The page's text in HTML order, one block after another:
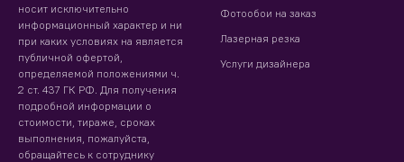
носит исключительно
информационный характер и ни
при каких условиях на является
публичной офертой,
определяемой положениями ч.
2 ст. 437 ГК РФ. Для получения
подробной информации о
стоимости, тираже, сроках
выполнения, пожалуйста,
обращайтесь к сотруднику
Фотообои на заказ
Лазерная резка
Услуги дизайнера